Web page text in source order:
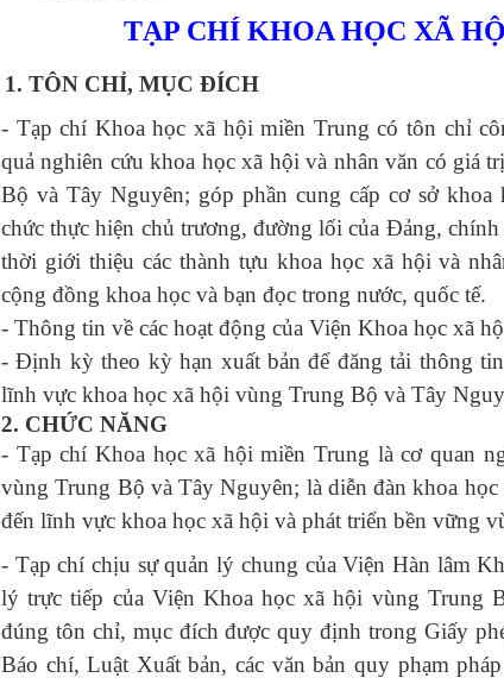
TẠP CHÍ KHOA HỌC XÃ
1. TÔN CHỈ, MỤC ĐÍCH
- Tạp chí Khoa học xã hội miền Trung có tôn chỉ
quả nghiên cứu khoa học xã hội và nhân văn có giá
Bộ và Tây Nguyên; góp phần cung cấp cơ sở
chức thực hiện chủ trương, đường lối của Đảng, chính
thời giới thiệu các thành tựu khoa học xã hội và
cộng đồng khoa học và bạn đọc trong nước, quốc tế.
- Thông tin về các hoạt động của Viện Khoa học xã
- Định kỳ theo kỳ hạn xuất bản để đăng tải thông
lĩnh vực khoa học xã hội vùng Trung Bộ và Tây
2. CHỨC NĂNG
- Tạp chí Khoa học xã hội miền Trung là cơ quan
vùng Trung Bộ và Tây Nguyên; là diễn đàn khoa học
đến lĩnh vực khoa học xã hội và phát triển bền vững
- Tạp chí chịu sự quản lý chung của Viện Hàn lâm
lý trực tiếp của Viện Khoa học xã hội vùng Trung
đúng tôn chỉ, mục đích được quy định trong Giấy
Báo chí, Luật Xuất bản, các văn bản quy phạm